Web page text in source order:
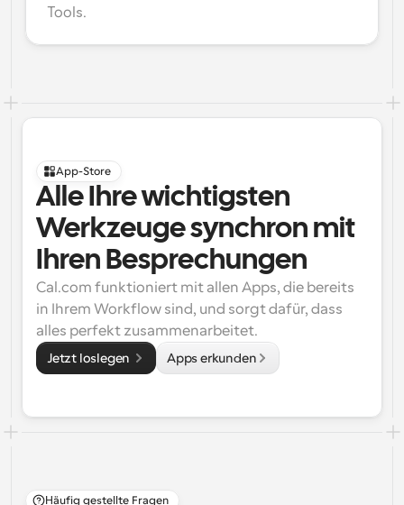
Tools.
App-Store
Alle Ihre wichtigsten
Werkzeuge synchron mit
Ihren Besprechungen
Cal.com funktioniert mit allen Apps, die bereits
in Ihrem Workflow sind, und sorgt dafür, dass
alles perfekt zusammenarbeitet.
Jetzt loslegen Apps erkunden
Häufig gestellte Fragen